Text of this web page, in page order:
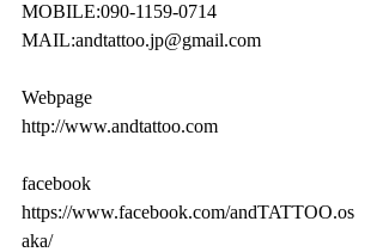
MOBILE:090-1159-0714
MAIL:andtattoo.jp@gmail.com
Webpage
http://www.andtattoo.com
facebook
https://www.facebook.com/andTATTOO.os
aka/